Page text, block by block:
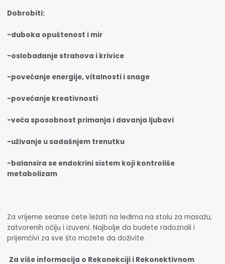
Dobrobiti:
-duboka opuštenost i mir
-oslobađanje strahova i krivice
-povećanje energije, vitalnosti i snage
-povećanje kreativnosti
-veća sposobnost primanja i davanja ljubavi
-uživanje u sadašnjem trenutku
-balansira se endokrini sistem koji kontroliše
metabolizam
Za vrijeme seanse ćete ležati na leđima na stolu za masažu,
zatvorenih očiju i izuveni. Najbolje da budete radoznali i
prijemčivi za sve što možete da doživite.
Za više informacija o Rekonekciji i Rekonektivnom